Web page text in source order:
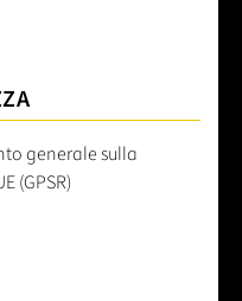
generale sulla
(GPSR)